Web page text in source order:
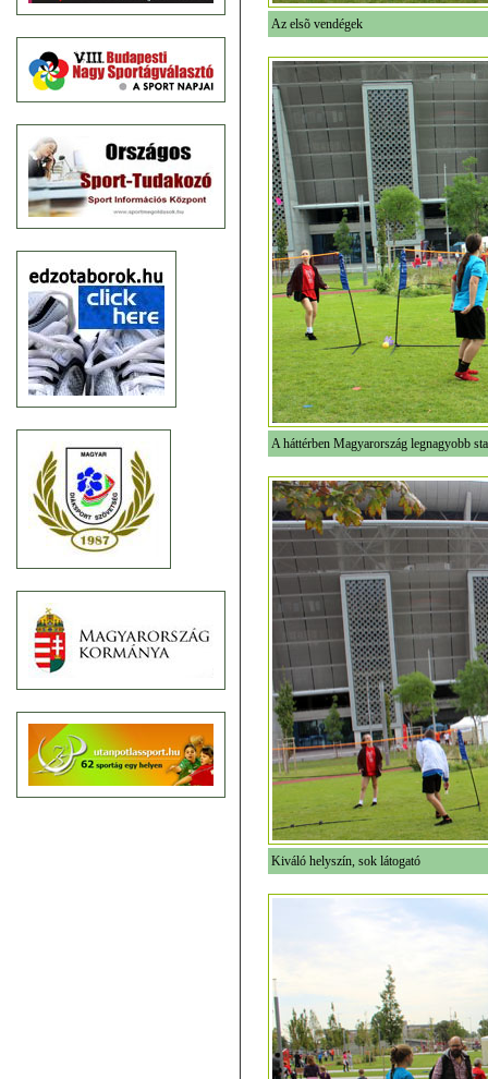
Az elsõ vendégek
A háttérben Magyarország legnagyobb
Kiváló helyszín, sok látogató